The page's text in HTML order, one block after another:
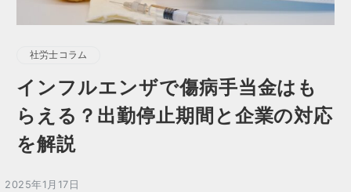
社労士コラム
インフルエンザで傷病手当金はも
らえる？出勤停止期間と企業の対応
を解説
2025年1月17日